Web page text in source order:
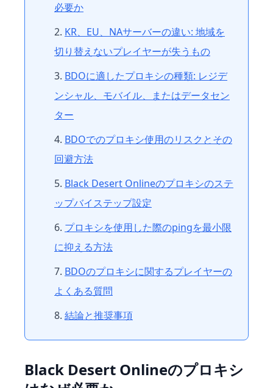
必要か
KR、EU、NAサーバーの違い: 地域を
切り替えないプレイヤーが失うもの
BDOに適したプロキシの種類: レジデ
ンシャル、モバイル、またはデータセン
ター
BDOでのプロキシ使用のリスクとその
回避方法
Black Desert Onlineのプロキシのステ
ップバイステップ設定
プロキシを使用した際のpingを最小限
に抑える方法
BDOのプロキシに関するプレイヤーの
よくある質問
結論と推奨事項
Black Desert Onlineのプロキシ